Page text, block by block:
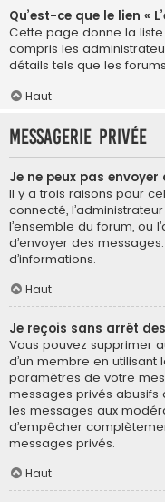
Qu’est-ce que le lien «
Cette page donne la
compris les
détails tels que les
Haut
Messagerie privée
Je ne peux pas
Il y a trois raisons pour
connecté,
l’ensemble du forum, ou
d’envoyer des
d’informations.
Haut
Je reçois sans arrêt
Vous pouvez supprimer
d’un membre en
paramètres de votre
messages privés abusifs
les messages aux
d’empêcher
messages privés.
Haut